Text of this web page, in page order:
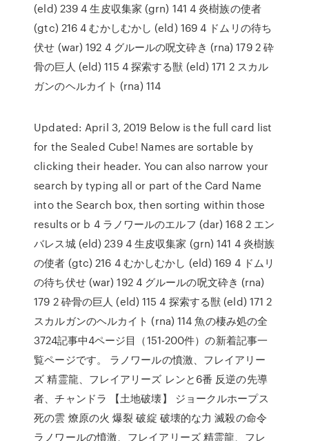
(eld) 239 4 生皮収集家 (grn) 141 4 炎樹族の使者
(gtc) 216 4 むかしむかし (eld) 169 4 ドムリの待ち
伏せ (war) 192 4 グルールの呪文砕き (rna) 179 2 砕
骨の巨人 (eld) 115 4 探索する獣 (eld) 171 2 スカル
ガンのヘルカイト (rna) 114
Updated: April 3, 2019 Below is the full card list
for the Sealed Cube! Names are sortable by
clicking their header. You can also narrow your
search by typing all or part of the Card Name
into the Search box, then sorting within those
results or b 4 ラノワールのエルフ (dar) 168 2 エン
バレス城 (eld) 239 4 生皮収集家 (grn) 141 4 炎樹族
の使者 (gtc) 216 4 むかしむかし (eld) 169 4 ドムリ
の待ち伏せ (war) 192 4 グルールの呪文砕き (rna)
179 2 砕骨の巨人 (eld) 115 4 探索する獣 (eld) 171 2
スカルガンのヘルカイト (rna) 114 魚の棲み処の全
3724記事中4ページ目（151-200件）の新着記事一
覧ページです。 ラノワールの憤激、フレイアリー
ズ 精霊龍、フレイアリーズ レンと6番 反逆の先導
者、チャンドラ 【土地破壊】 ジョークルホープス
死の雲 燎原の火 爆裂 破綻 破壊的な力 滅殺の命令
ラノワールの憤激、フレイアリーズ 精霊龍、フレ